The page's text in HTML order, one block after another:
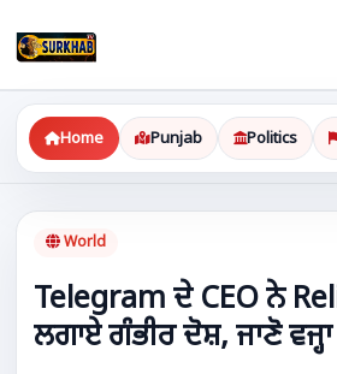
Home Punjab Politics
World
Telegram ਦੇ CEO ਨੇ
ਲਗਾਏ ਗੰਭੀਰ ਦੋਸ਼, ਜਾਣੋ ਵਜ੍ਹਾ